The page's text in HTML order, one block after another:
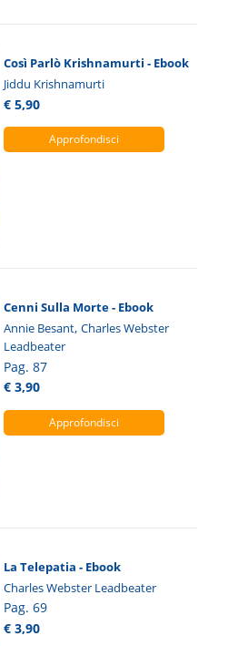
Così Parlò Krishnamurti - Ebook
Jiddu Krishnamurti
€ 5,90
Approfondisci
Cenni Sulla Morte - Ebook
Annie Besant, Charles Webster
Leadbeater
Pag. 87
€ 3,90
Approfondisci
La Telepatia - Ebook
Charles Webster Leadbeater
Pag. 69
€ 3,90